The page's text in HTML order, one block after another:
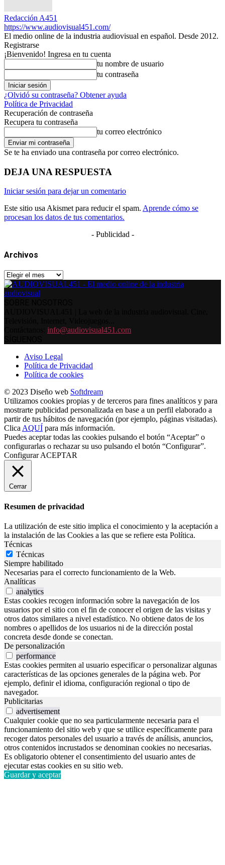
Redacción A451
https://www.audiovisual451.com/
El medio online de la industria audiovisual en español. Desde 2012.
Registrarse
¡Bienvenido! Ingresa en tu cuenta
tu nombre de usuario
tu contraseña
¿Olvidó su contraseña? Obtener ayuda
Política de Privacidad
Recuperación de contraseña
Recupera tu contraseña
tu correo electrónico
Se te ha enviado una contraseña por correo electrónico.
DEJA UNA RESPUESTA
Iniciar sesión para dejar un comentario
Este sitio usa Akismet para reducir el spam. Aprende cómo se
procesan los datos de tus comentarios.
- Publicidad -
Archivos
Archivos
info@audiovisual451.com
Aviso Legal
Política de Privacidad
Política de cookies
© 2023 Diseño web Softdream
Utilizamos cookies propias y de terceros para fines analíticos y para
mostrarte publicidad personalizada en base a un perfil elaborado a
partir de tus hábitos de navegación (por ejemplo, páginas visitadas).
Clica AQUÍ para más información.
Puedes aceptar todas las cookies pulsando el botón “Aceptar” o
configurarlas o rechazar su uso pulsando el botón “Configurar”.
Configurar ACEPTAR
Cerrar
Resumen de privacidad
La utilización de este sitio implica el conocimiento y la aceptación a
la instalación de las Cookies a las que se refiere esta Política.
Técnicas
Técnicas
Siempre habilitado
Necesarias para el correcto funcionamiento de la Web.
Analíticas
analytics
Estas cookies recogen información sobre la navegación de los
usuarios por el sitio con el fin de conocer el origen de las visitas y
otros datos similares a nivel estadístico. No obtiene datos de los
nombres o apellidos de los usuarios ni de la dirección postal
concreta desde donde se conectan.
De personalización
performance
Estas cookies permiten al usuario especificar o personalizar algunas
características de las opciones generales de la página web. Por
ejemplo, definir el idioma, configuración regional o tipo de
navegador.
Publicitarias
advertisement
Cualquier cookie que no sea particularmente necesaria para el
funcionamiento del sitio web y que se utilice específicamente para
recoger datos personales del usuario a través de análisis, anuncios,
otros contenidos incrustados se denominan cookies no necesarias.
Es obligatorio obtener el consentimiento del usuario antes de
ejecutar estas cookies en su sitio web.
Guardar y aceptar